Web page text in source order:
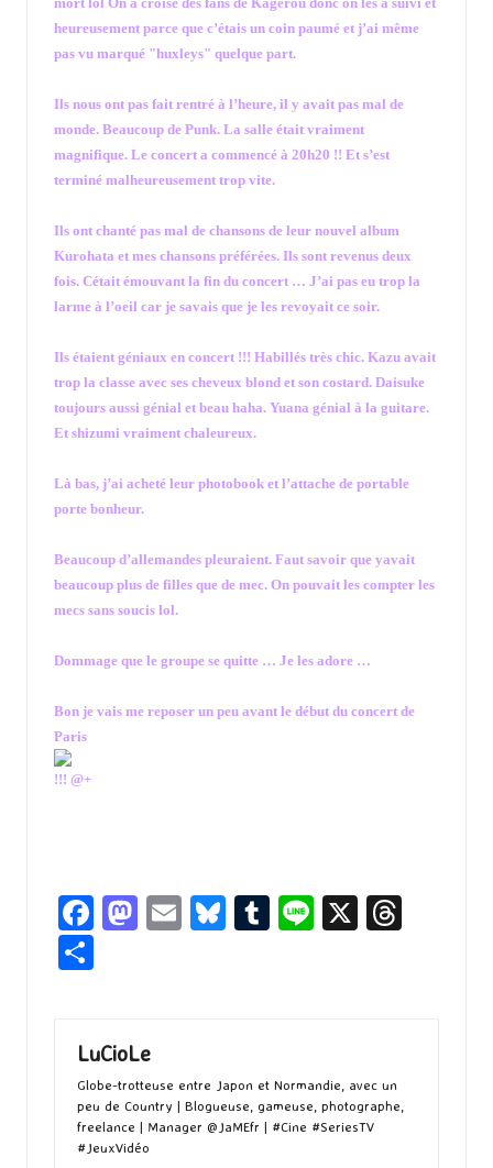
heureusement parce que c’étais un coin paumé et j’ai même
pas vu marqué "huxleys" quelque part.
Ils nous ont pas fait rentré à l’heure, il y avait pas mal de
monde. Beaucoup de Punk. La salle était vraiment
magnifique. Le concert a commencé à 20h20 !! Et s’est
terminé malheureusement trop vite.
Ils ont chanté pas mal de chansons de leur nouvel album
Kurohata et mes chansons préférées. Ils sont revenus deux
fois. Cétait émouvant la fin du concert … J’ai pas eu trop la
larme à l’oeil car je savais que je les revoyait ce soir.
Ils étaient géniaux en concert !!! Habillés très chic. Kazu avait
trop la classe avec ses cheveux blond et son costard. Daisuke
toujours aussi génial et beau haha. Yuana génial à la guitare.
Et shizumi vraiment chaleureux.
Là bas, j’ai acheté leur photobook et l’attache de portable
porte bonheur.
Beaucoup d’allemandes pleuraient. Faut savoir que yavait
beaucoup plus de filles que de mec. On pouvait les compter les
mecs sans soucis lol.
Dommage que le groupe se quitte … Je les adore …
Bon je vais me reposer un peu avant le début du concert de
Paris
!!! @+
Fa
o
k
M
o
n
E
Bl T
Li X
g
er
LuCioLe
Globe-trotteuse entre Japon et Normandie, avec un
peu de Country | Blogueuse, gameuse, photographe,
freelance | Manager @JaMEfr | #Cine #SeriesTV
#JeuxVidéo